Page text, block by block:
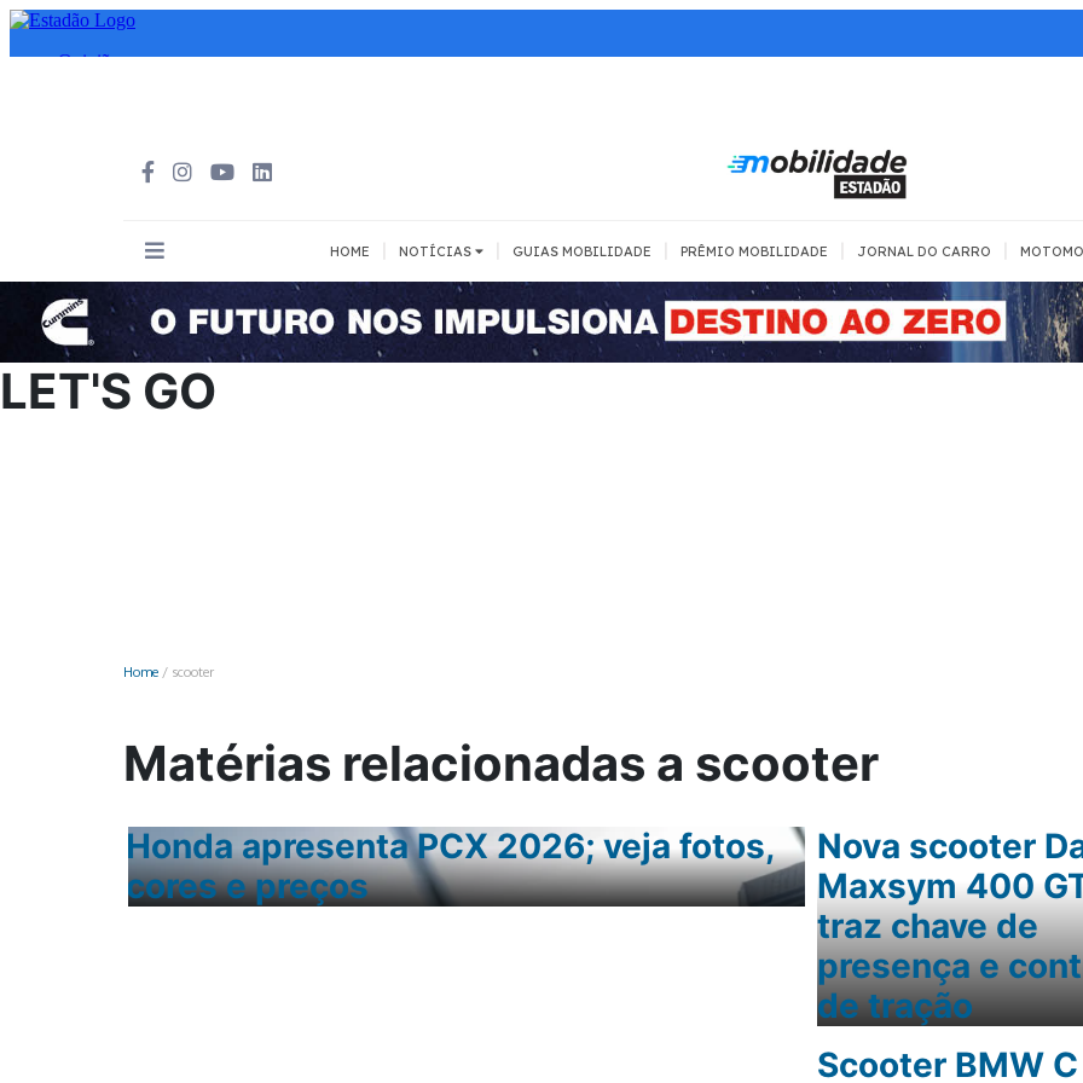
HOME NOTÍCIAS
INOVAÇÃO
Todos
MEIOS DE TRANSPORTE
Todos
MOBILIDADE COM
SEGURANÇA
MOBILIDADE
Todos
GUIAS MOBILIDADE PRÊMIO MOBILIDADE JORNAL DO CARRO
LET'S GO
Home / scooter
Matérias relacionadas a scooter
Honda apresenta PCX 2026; veja fotos,
cores e preços
Avaliação:
entrada híbrida
Nova scooter
Maxsym 400
traz chave de
presença e
de tração
Scooter BMW C